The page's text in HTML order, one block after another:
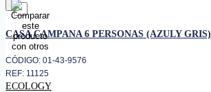
favorito
CASA CAMPANA 6 PERSONAS (AZULY GRIS)
CÓDIGO: 01-43-9576
REF: 11125
ECOLOGY